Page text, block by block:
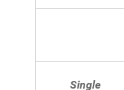
Single